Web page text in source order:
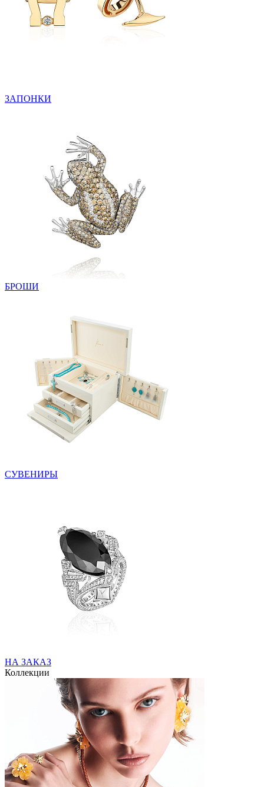
ЗАПОНКИ
БРОШИ
СУВЕНИРЫ
НА ЗАКАЗ
Коллекции